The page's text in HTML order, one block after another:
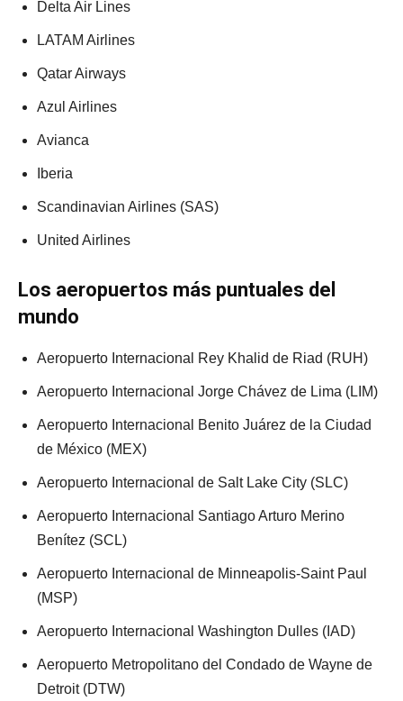
Delta Air Lines
LATAM Airlines
Qatar Airways
Azul Airlines
Avianca
Iberia
Scandinavian Airlines (SAS)
United Airlines
Los aeropuertos más puntuales del
mundo
Aeropuerto Internacional Rey Khalid de Riad (RUH)
Aeropuerto Internacional Jorge Chávez de Lima (LIM)
Aeropuerto Internacional Benito Juárez de la Ciudad
de México (MEX)
Aeropuerto Internacional de Salt Lake City (SLC)
Aeropuerto Internacional Santiago Arturo Merino
Benítez (SCL)
Aeropuerto Internacional de Minneapolis-Saint Paul
(MSP)
Aeropuerto Internacional Washington Dulles (IAD)
Aeropuerto Metropolitano del Condado de Wayne de
Detroit (DTW)